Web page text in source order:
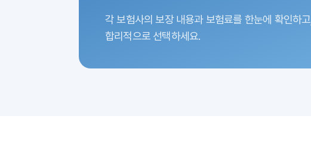
각 보험사의 보장 내용과 보험료를 한눈에 확인하고,
합리적으로 선택하세요.